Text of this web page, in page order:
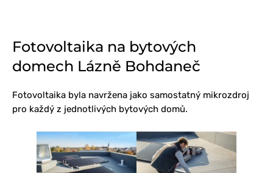
Fotovoltaika na bytových
domech Lázně Bohdaneč
Fotovoltaika byla navržena jako samostatný mikrozdroj
pro každý z jednotlivých bytových domů.